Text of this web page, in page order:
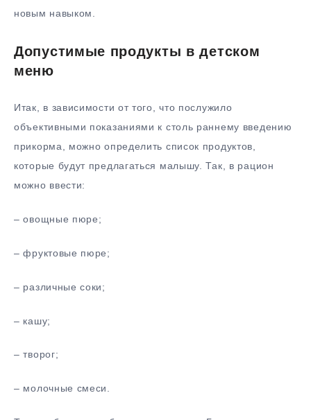
новым навыком.
Допустимые продукты в детском
меню
Итак, в зависимости от того, что послужило
объективными показаниями к столь раннему введению
прикорма, можно определить список продуктов,
которые будут предлагаться малышу. Так, в рацион
можно ввести:
– овощные пюре;
– фруктовые пюре;
– различные соки;
– кашу;
– творог;
– молочные смеси.